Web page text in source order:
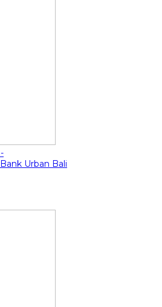
Urban Bali